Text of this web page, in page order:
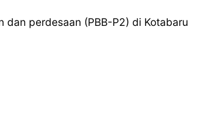
perdesaan (PBB-P2) di Kotabaru